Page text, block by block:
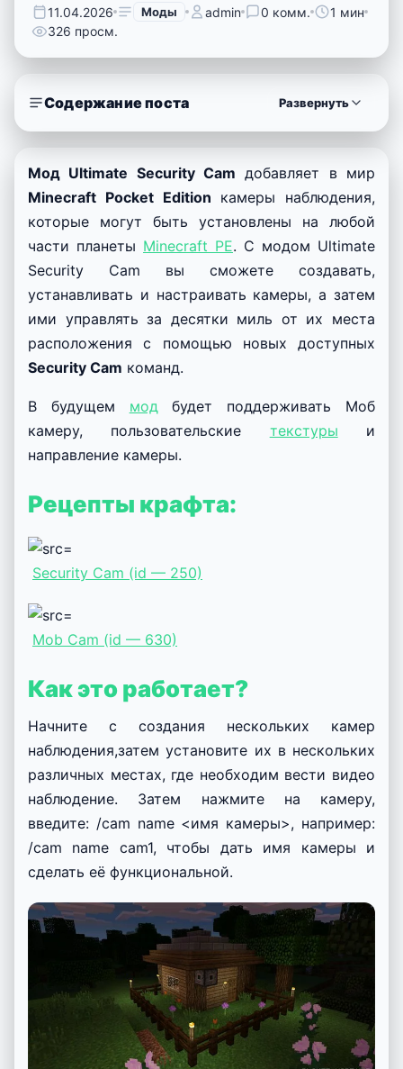
11.04.2026 Моды admin 0 комм.
1 мин
326 просм.
Содержание поста Развернуть
Мод Ultimate Security Cam добавляет в мир
Minecraft Pocket Edition камеры наблюдения,
которые могут быть установлены на любой
части планеты Minecraft PE. С модом Ultimate
Security Cam вы сможете создавать,
устанавливать и настраивать камеры, а затем
ими управлять за десятки миль от их места
расположения с помощью новых доступных
Security Cam команд.
В будущем модбудет поддерживать Моб
камеру, пользовательские текстуры и
направление камеры.
Рецепты крафта:
Security Cam (id — 250)
Mob Cam (id — 630)
Как это работает?
Начните с создания нескольких камер
наблюдения,затем установите их в нескольких
различных местах, где необходим вести видео
наблюдение. Затем нажмите на камеру,
введите: /cam name <имя камеры>, например:
/cam name cam1, чтобы дать имя камеры и
сделать её функциональной.